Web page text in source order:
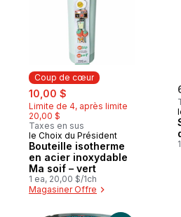
Coup de cœur
sale:
10,00 $
Limite de 4, après limite
20,00 $
Taxes en sus
Coup de cœur
le Choix du Président
Bouteille isotherme
en acier inoxydable
Ma soif – vert
1 ea, 20,00 $/1ch
Magasiner Offre